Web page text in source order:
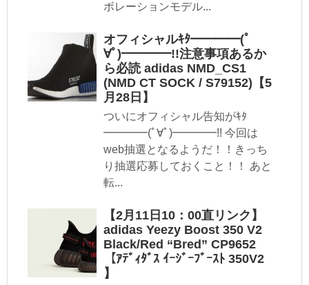
ボレーションモデル...
オフィシャルｷﾀ━━━━(ﾟ
∀ﾟ)━━━━!!注意事項あるか
ら必読 adidas NMD_CS1
(NMD CT SOCK / S79152)【5
月28日】
ついにオフィシャル告知がｷﾀ
━━━━(ﾟ∀ﾟ)━━━━!! 今回は
web抽選となるようだ！！きっち
り抽選応募しておくこと！！ あと
転...
【2月11日10：00直リンク】
adidas Yeezy Boost 350 V2
Black/Red “Bred” CP9652
【ｱﾃﾞｨﾀﾞｽ ｲｰｼﾞｰﾌﾞｰｽﾄ 350V2
】